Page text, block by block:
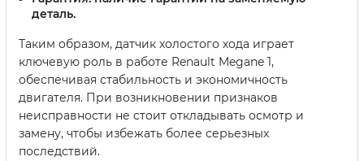
деталь.
Таким образом, датчик холостого хода играет
ключевую роль в работе Renault Megane 1,
обеспечивая стабильность и экономичность
двигателя. При возникновении признаков
неисправности не стоит откладывать осмотр и
замену, чтобы избежать более серьезных
последствий.